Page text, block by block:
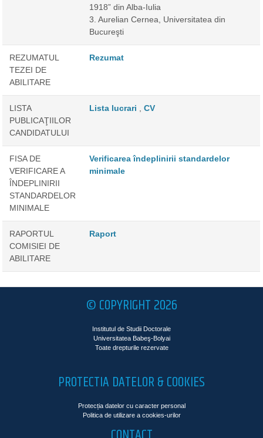
1918” din Alba-Iulia
3. Aurelian Cernea, Universitatea din
Bucureşti
REZUMATUL
TEZEI DE
ABILITARE
Rezumat
LISTA
PUBLICAŢIILOR
CANDIDATULUI
Lista lucrari CV
FISA DE
VERIFICARE A
ÎNDEPLINIRII
STANDARDELOR
MINIMALE
Verificarea îndeplinirii standardelor
minimale
RAPORTUL
COMISIEI DE
ABILITARE
Raport
© COPYRIGHT 2026
Institutul de Studii Doctorale
Universitatea Babeş-Bolyai
Toate drepturile rezervate
PROTECTIA DATELOR & COOKIES
Protecția datelor cu caracter personal
Politica de utilizare a cookies-urilor